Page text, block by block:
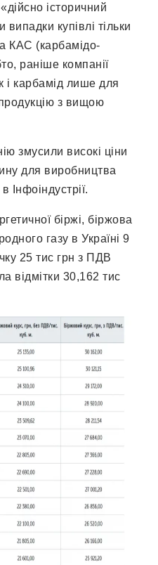
історичний
купівлі тільки
КАС (карбамідо-
раніше компанії
і карбамід лише для
з вищою
змусили високі ціни
для виробництва
біржі, біржова
газу в Україні 9
25 тис грн з ПДВ
відмітки 30,162 тис